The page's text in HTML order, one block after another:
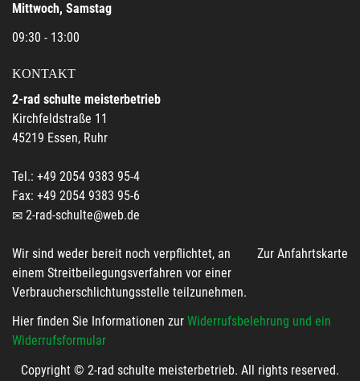
Mittwoch, Samstag
09:30 - 13:00
KONTAKT
2-rad schulte meisterbetrieb
Kirchfeldstraße 11
45219 Essen, Ruhr
Tel.: +49 2054 9383 95-4
Fax: +49 2054 9383 95-6
2-rad-schulte@web.de
Zur Anfahrtskarte
Wir sind weder bereit noch verpflichtet, an
einem Streitbeilegungsverfahren vor einer
Verbraucherschlichtungsstelle teilzunehmen.
Hier finden Sie Informationen zur Widerrufsbelehrung und ein
Widerrufsformular
Copyright © 2-rad schulte meisterbetrieb. All rights reserved.